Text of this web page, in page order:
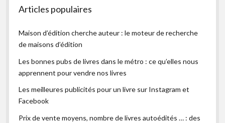
Articles populaires
Maison d’édition cherche auteur : le moteur de recherche
de maisons d’édition
Les bonnes pubs de livres dans le métro : ce qu’elles nous
apprennent pour vendre nos livres
Les meilleures publicités pour un livre sur Instagram et
Facebook
Prix de vente moyens, nombre de livres autoédités … : des